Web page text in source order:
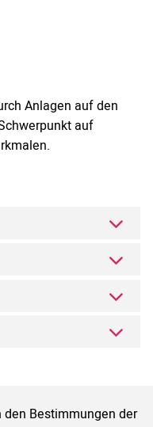
Anlagen auf den
auf
Bestimmungen der